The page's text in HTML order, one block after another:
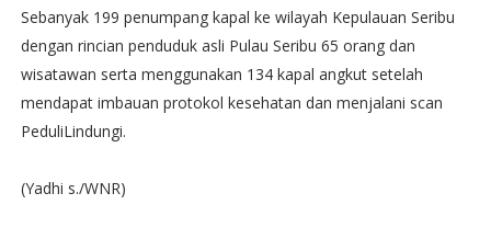
Sebanyak 199 penumpang kapal ke wilayah Kepulauan Seribu
dengan rincian penduduk asli Pulau Seribu 65 orang dan
wisatawan serta menggunakan 134 kapal angkut setelah
mendapat imbauan protokol kesehatan dan menjalani scan
PeduliLindungi.
(Yadhi s./WNR)